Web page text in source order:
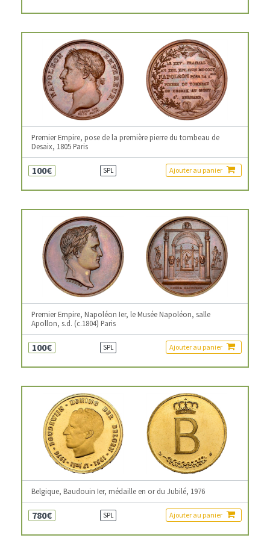
Premier Empire, pose de la première pierre du tombeau de
Desaix, 1805 Paris
100€ SPL Ajouter au panier
Premier Empire, Napoléon Ier, le Musée Napoléon, salle
Apollon, s.d. (c.1804) Paris
100€ SPL Ajouter au panier
Belgique, Baudouin Ier, médaille en or du Jubilé, 1976
780€ SPL Ajouter au panier